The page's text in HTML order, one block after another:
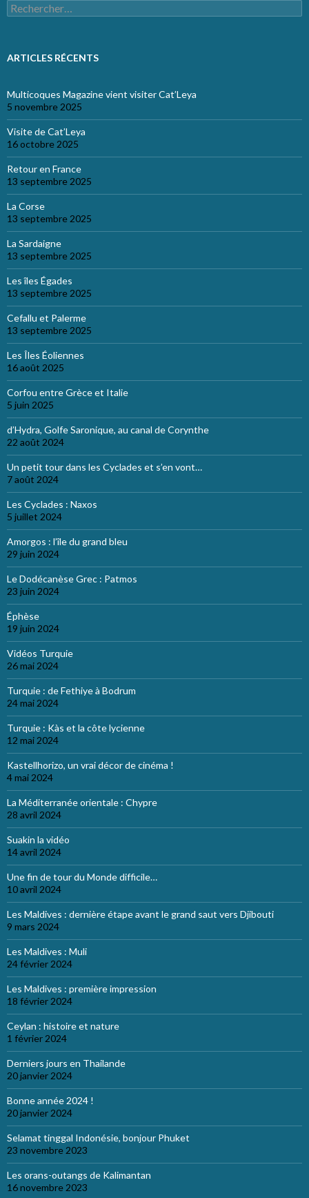
Rechercher :
ARTICLES RÉCENTS
Multicoques Magazine vient visiter Cat’Leya
5 novembre 2025
Visite de Cat’Leya
16 octobre 2025
Retour en France
13 septembre 2025
La Corse
13 septembre 2025
La Sardaigne
13 septembre 2025
Les îles Égades
13 septembre 2025
Cefallu et Palerme
13 septembre 2025
Les Îles Éoliennes
16 août 2025
Corfou entre Grèce et Italie
5 juin 2025
d’Hydra, Golfe Saronique, au canal de Corynthe
22 août 2024
Un petit tour dans les Cyclades et s’en vont…
7 août 2024
Les Cyclades : Naxos
5 juillet 2024
Amorgos : l’île du grand bleu
29 juin 2024
Le Dodécanèse Grec : Patmos
23 juin 2024
Éphèse
19 juin 2024
Vidéos Turquie
26 mai 2024
Turquie : de Fethiye à Bodrum
24 mai 2024
Turquie : Kàs et la côte lycienne
12 mai 2024
Kastellhorizo, un vrai décor de cinéma !
4 mai 2024
La Méditerranée orientale : Chypre
28 avril 2024
Suakin la vidéo
14 avril 2024
Une fin de tour du Monde difficile…
10 avril 2024
Les Maldives : dernière étape avant le grand saut vers Djibouti
9 mars 2024
Les Maldives : Muli
24 février 2024
Les Maldives : première impression
18 février 2024
Ceylan : histoire et nature
1 février 2024
Derniers jours en Thailande
20 janvier 2024
Bonne année 2024 !
20 janvier 2024
Selamat tinggal Indonésie, bonjour Phuket
23 novembre 2023
Les orans-outangs de Kalimantan
16 novembre 2023